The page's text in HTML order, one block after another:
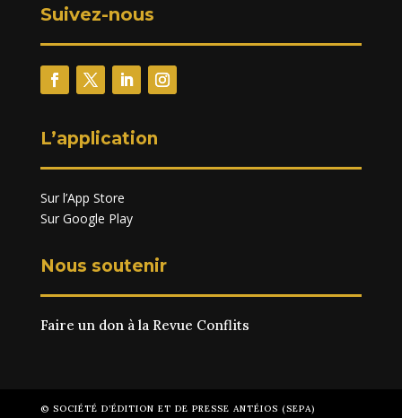
Suivez-nous
L’application
Sur l’App Store
Sur Google Play
Nous soutenir
Faire un don à la Revue Conflits
© SOCIÉTÉ D’ÉDITION ET DE PRESSE ANTÉIOS (SEPA)